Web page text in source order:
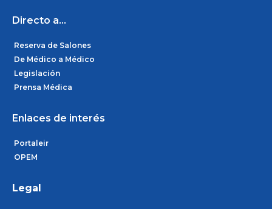
Directo a...
Reserva de Salones
De Médico a Médico
Legislación
Prensa Médica
Enlaces de interés
Portaleir
OPEM
Legal